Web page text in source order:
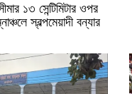
১৩ সেন্টিমিটার ওপর
স্বল্পমেয়াদী বন্যার